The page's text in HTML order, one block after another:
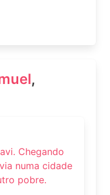
,
Chegando
numa cidade
pobre.